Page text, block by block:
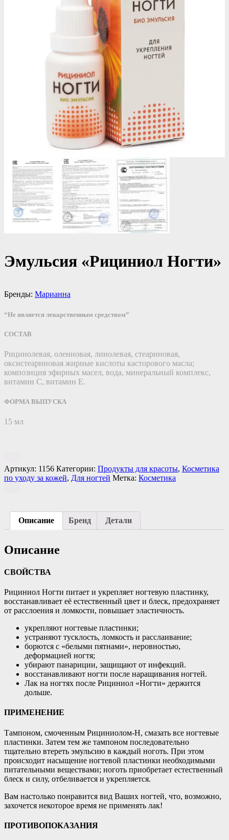
Эмульсия «Рициниол Ногти»
Бренды: Марианна
“Не является лекарственным средством”
СОСТАВ
Рицинолевая, олеиновая, линолевая, стеариновая,
оксистеариновая жирные кислоты касторового масла;
композиция эфирных масел, вода, минеральный комплекс,
витамин С, витамин Е.
ФОРМА ВЫПУСКА
15 мл
Артикул: 1156 Категории: Продукты для красоты, Косметика
по уходу за кожей, Для ногтей Метка: Косметика
Описание Бренд Детали
Описание
СВОЙСТВА
Рициниол Ногти питает и укрепляет ногтевую пластинку,
восстанавливает её естественный цвет и блеск, предохраняет
от расслоения и ломкости, повышает эластичность.
укрепляют ногтевые пластинки;
устраняют тусклость, ломкость и расслаивание;
борются с «белыми пятнами», неровностью,
деформацией ногтя;
убирают панариции, защищают от инфекций.
восстанавливают ногти после наращивания ногтей.
Лак на ногтях после Рициниол «Ногти» держится
дольше.
ПРИМЕНЕНИЕ
Тампоном, смоченным Рициниолом-Н, смазать все ногтевые
пластинки. Затем тем же тампоном последовательно
тщательно втереть эмульсию в каждый ноготь. При этом
происходит насыщение ногтевой пластинки необходимыми
питательными веществами; ноготь приобретает естественный
блеск и силу, отбеливается и укрепляется.
Вам настолько понравится вид Ваших ногтей, что, возможно,
захочется некоторое время не применять лак!
ПРОТИВОПОКАЗАНИЯ